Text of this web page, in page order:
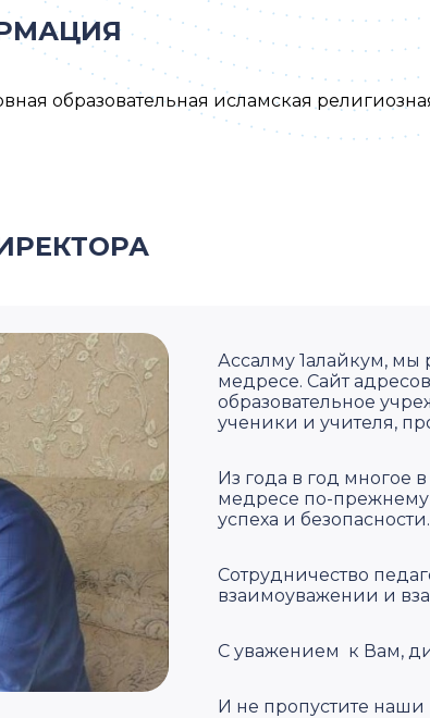
образовательная исламская
Ассалму 1алайкум, мы
медресе. Сайт
образовательное
ученики и учителя,
Из года в год многое
медресе по-прежнему
успеха и безопасности.
Сотрудничество
взаимоуважении и
С уважением к Вам,
И не пропустите наши